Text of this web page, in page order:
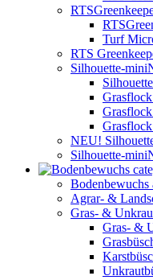
Turf
RTS
Silhouette-
NEU!
Silhouette-
Bodenbewuchs
Agrar- &
Gras- &
Gras- &